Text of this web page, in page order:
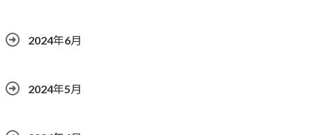
2024年6月
2024年5月